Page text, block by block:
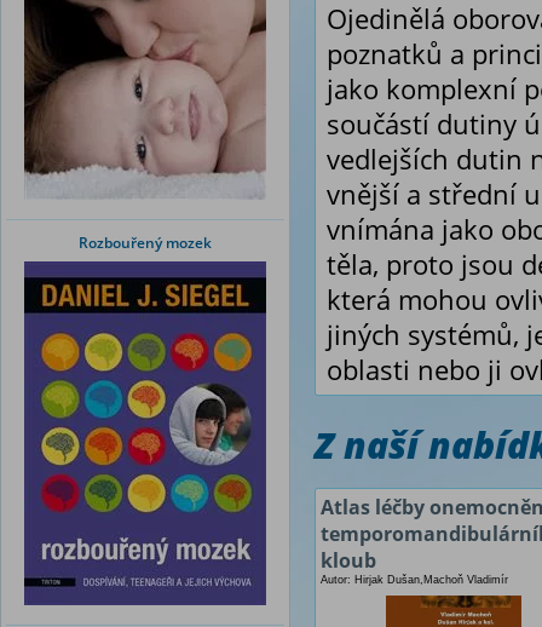
Rozbouřený mozek
Ojedinělá
poznatků a
jako komplexní
součástí dutiny
vedlejších dutin
vnější a střední
vnímána jako
těla, proto jsou
která mohou
jiných systémů,
oblasti nebo ji
Z naší
Atlas léčby
kloub
Autor: Hirjak Dušan,Machoň Vladimír